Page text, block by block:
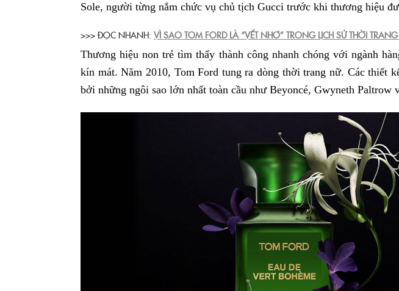
Sole, người từng nắm chức vụ chủ tịch Gucci trước khi thương hiệu
>>> ĐỌC NHANH: VÌ SAO TOM FORD LÀ “VẾT NHƠ” TRONG LỊCH SỬ THỜI
Thương hiệu non trẻ tìm thấy thành công nhanh chóng với ngành
kín mát. Năm 2010, Tom Ford tung ra dòng thời trang nữ. Các thiết
bởi những ngôi sao lớn nhất toàn cầu như Beyoncé, Gwyneth Paltrow